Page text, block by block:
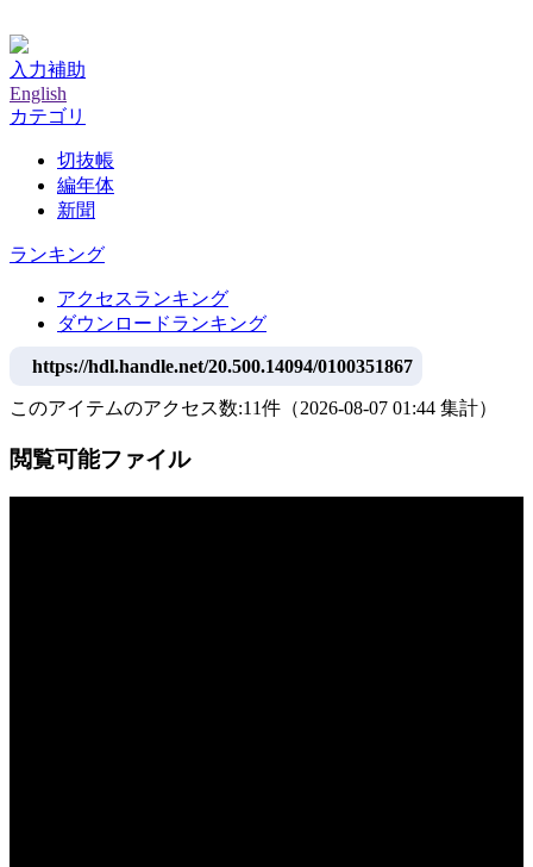
入力補助
English
カテゴリ
切抜帳
編年体
新聞
ランキング
アクセスランキング
ダウンロードランキング
https://hdl.handle.net/20.500.14094/0100351867
このアイテムのアクセス数:11件 （2026-08-07 01:44 集計）
閲覧可能ファイル